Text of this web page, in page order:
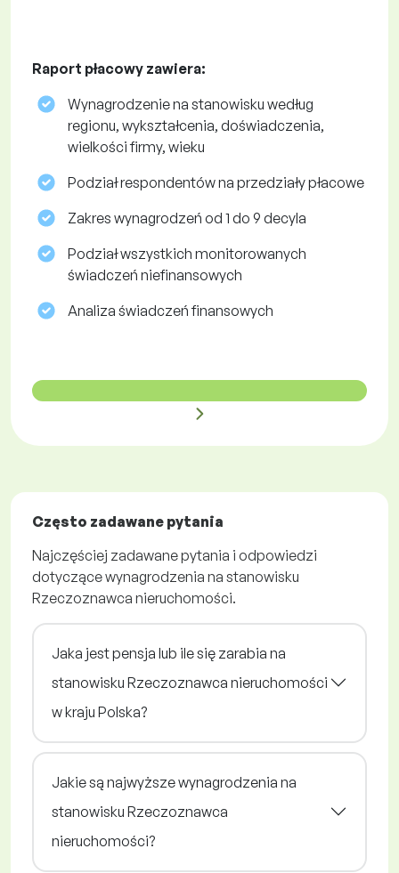
Raport płacowy zawiera:
Wynagrodzenie na stanowisku według
regionu, wykształcenia, doświadczenia,
wielkości firmy, wieku
Podział respondentów na przedziały płacowe
Zakres wynagrodzeń od 1 do 9 decyla
Podział wszystkich monitorowanych
świadczeń niefinansowych
Analiza świadczeń finansowych
Często zadawane pytania
Najczęściej zadawane pytania i odpowiedzi
dotyczące wynagrodzenia na stanowisku
Rzeczoznawca nieruchomości.
Jaka jest pensja lub ile się zarabia na
stanowisku Rzeczoznawca nieruchomości
w kraju Polska?
Jakie są najwyższe wynagrodzenia na
stanowisku Rzeczoznawca
nieruchomości?